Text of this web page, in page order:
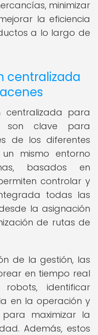
minimizar
la eficiencia
a lo largo de
centralizada
centralizada para
son clave para
de los diferentes
mismo entorno
basados en
controlar y
todas las
la asignación
de rutas de
de la gestión, las
en tiempo real
identificar
en la operación y
maximizar la
Además, estos